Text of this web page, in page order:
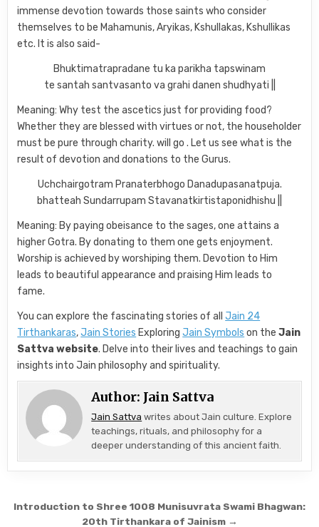
immense devotion towards those saints who consider
themselves to be Mahamunis, Aryikas, Kshullakas, Kshullikas
etc. It is also said-
Bhuktimatrapradane tu ka parikha tapswinam
te santah santvasanto va grahi danen shudhyati ||
Meaning: Why test the ascetics just for providing food?
Whether they are blessed with virtues or not, the householder
must be pure through charity. will go . Let us see what is the
result of devotion and donations to the Gurus.
Uchchairgotram Pranaterbhogo Danadupasanatpuja.
bhatteah Sundarrupam Stavanatkirtistaponidhishu ||
Meaning: By paying obeisance to the sages, one attains a
higher Gotra. By donating to them one gets enjoyment.
Worship is achieved by worshiping them. Devotion to Him
leads to beautiful appearance and praising Him leads to
fame.
You can explore the fascinating stories of allJain 24
Tirthankaras,Jain Stories ExploringJain Symbols on theJain
Sattva website. Delve into their lives and teachings to gain
insights into Jain philosophy and spirituality.
Author: Jain Sattva
Jain Sattva writes about Jain culture. Explore
teachings, rituals, and philosophy for a
deeper understanding of this ancient faith.
Post navigation
Introduction to Shree 1008 Munisuvrata Swami Bhagwan:
20th Tirthankara of Jainism →